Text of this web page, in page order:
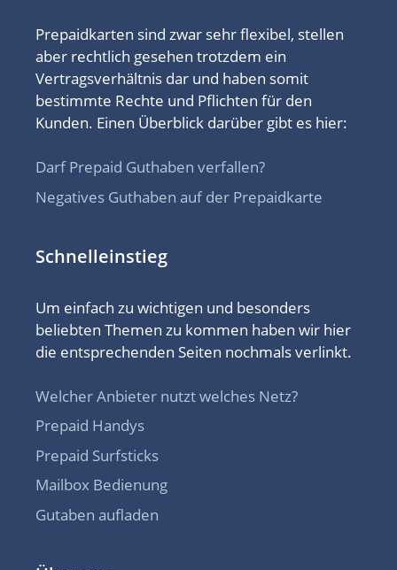
Prepaidkarten sind zwar sehr flexibel, stellen
aber rechtlich gesehen trotzdem ein
Vertragsverhältnis dar und haben somit
bestimmte Rechte und Pflichten für den
Kunden. Einen Überblick darüber gibt es hier:
Darf Prepaid Guthaben verfallen?
Negatives Guthaben auf der Prepaidkarte
Schnelleinstieg
Um einfach zu wichtigen und besonders
beliebten Themen zu kommen haben wir hier
die entsprechenden Seiten nochmals verlinkt.
Welcher Anbieter nutzt welches Netz?
Prepaid Handys
Prepaid Surfsticks
Mailbox Bedienung
Gutaben aufladen